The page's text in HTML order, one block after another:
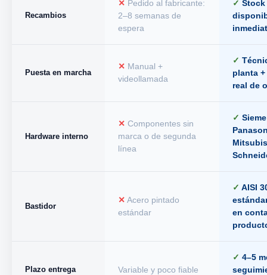
Recambios
✕ Pedido al fabricante:
2–8 semanas de
espera
✓
Puesta en marcha
✕ Manual +
videollamada
✓
planta
real de
Hardware interno
✕ Componentes sin
marca o de segunda
línea
✓
Bastidor
✕ Acero pintado
estándar
✓ AISI
en
Plazo entrega Variable y poco fiable
✓ 4–5